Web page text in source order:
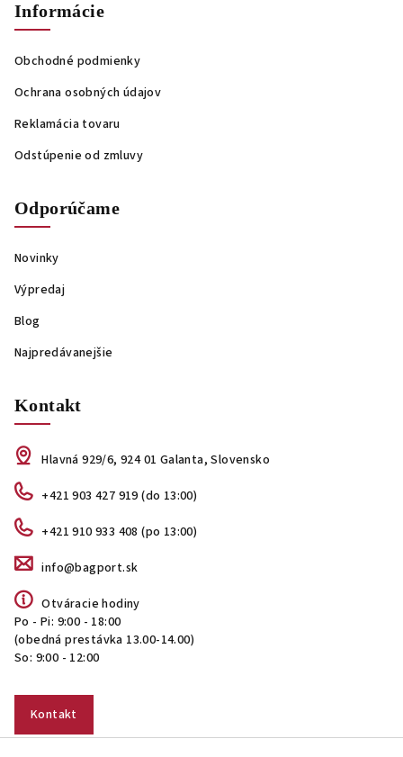
Informácie
Obchodné podmienky
Ochrana osobných údajov
Reklamácia tovaru
Odstúpenie od zmluvy
Odporúčame
Novinky
Výpredaj
Blog
Najpredávanejšie
Kontakt
Hlavná 929/6, 924 01 Galanta, Slovensko
+421 903 427 919 (do 13:00)
+421 910 933 408 (po 13:00)
info@bagport.sk
Otváracie hodiny
Po - Pi: 9:00 - 18:00
(obedná prestávka 13.00-14.00)
So: 9:00 - 12:00
Kontakt